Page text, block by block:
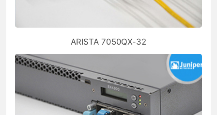
ARISTA 7050QX-32